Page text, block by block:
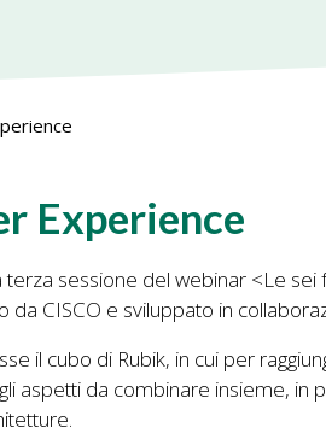
Experience
sessione del webinar <Le sei
CISCO e sviluppato in
il cubo di Rubik, in cui per
aspetti da combinare insieme, in